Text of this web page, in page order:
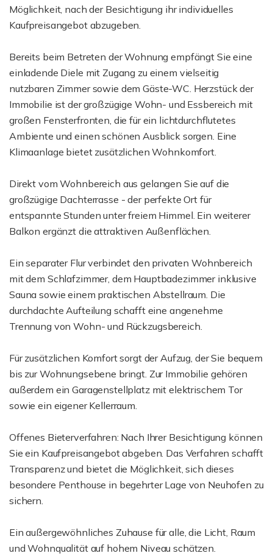
Möglichkeit, nach der Besichtigung ihr individuelles
Kaufpreisangebot abzugeben.
Bereits beim Betreten der Wohnung empfängt Sie eine
einladende Diele mit Zugang zu einem vielseitig
nutzbaren Zimmer sowie dem Gäste-WC. Herzstück der
Immobilie ist der großzügige Wohn- und Essbereich mit
großen Fensterfronten, die für ein lichtdurchflutetes
Ambiente und einen schönen Ausblick sorgen. Eine
Klimaanlage bietet zusätzlichen Wohnkomfort.
Direkt vom Wohnbereich aus gelangen Sie auf die
großzügige Dachterrasse - der perfekte Ort für
entspannte Stunden unter freiem Himmel. Ein weiterer
Balkon ergänzt die attraktiven Außenflächen.
Ein separater Flur verbindet den privaten Wohnbereich
mit dem Schlafzimmer, dem Hauptbadezimmer inklusive
Sauna sowie einem praktischen Abstellraum. Die
durchdachte Aufteilung schafft eine angenehme
Trennung von Wohn- und Rückzugsbereich.
Für zusätzlichen Komfort sorgt der Aufzug, der Sie bequem
bis zur Wohnungsebene bringt. Zur Immobilie gehören
außerdem ein Garagenstellplatz mit elektrischem Tor
sowie ein eigener Kellerraum.
Offenes Bieterverfahren: Nach Ihrer Besichtigung können
Sie ein Kaufpreisangebot abgeben. Das Verfahren schafft
Transparenz und bietet die Möglichkeit, sich dieses
besondere Penthouse in begehrter Lage von Neuhofen zu
sichern.
Ein außergewöhnliches Zuhause für alle, die Licht, Raum
und Wohnqualität auf hohem Niveau schätzen.